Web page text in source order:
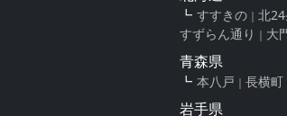
すすきの 北
すずらん通り
大
青森県
本八戸 長横町
岩手県